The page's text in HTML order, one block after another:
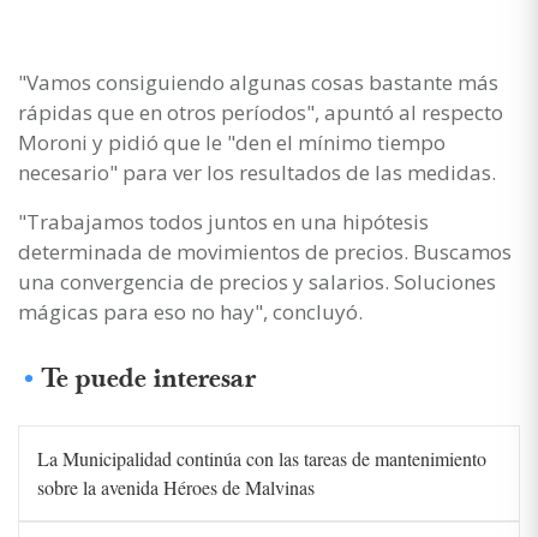
"Vamos consiguiendo algunas cosas bastante más
rápidas que en otros períodos", apuntó al respecto
Moroni y pidió que le "den el mínimo tiempo
necesario" para ver los resultados de las medidas.
"Trabajamos todos juntos en una hipótesis
determinada de movimientos de precios. Buscamos
una convergencia de precios y salarios. Soluciones
mágicas para eso no hay", concluyó.
Te puede interesar
La Municipalidad continúa con las tareas de mantenimiento
sobre la avenida Héroes de Malvinas